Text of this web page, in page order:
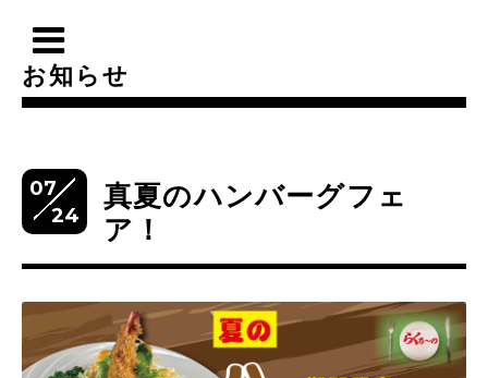
お知らせ
07
24
真夏のハンバーグフェ
ア！